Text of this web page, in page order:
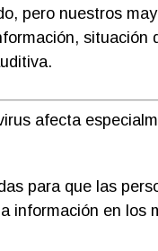
pero nuestros
situación
afecta
para que las
información en los